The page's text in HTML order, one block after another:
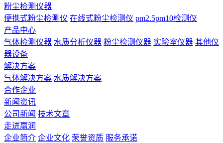
粉尘检测仪器
便携式粉尘检测仪 在线式粉尘检测仪 pm2.5pm10检测仪
产品中心
气体检测仪器 水质分析仪器 粉尘检测仪器 实验室仪器 其他仪
器设备
解决方案
气体解决方案 水质解决方案
合作企业
新闻资讯
公司新闻 技术文章
走进赢润
企业简介 企业文化 荣誉资质 服务承诺